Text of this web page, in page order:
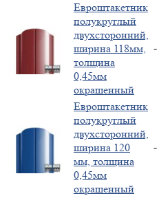
Евроштакетник
полукруглый
двухсторонний,
ширина 118мм,
толщина
0,45мм
окрашенный
-
Евроштакетник
полукруглый
двухсторонний,
ширина 120
мм, толщина
0,45мм
окрашенный
-